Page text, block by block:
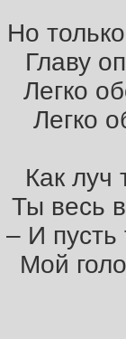
Но
Главу
Легко
Легко
Как луч
Ты весь
– И пусть
Мой